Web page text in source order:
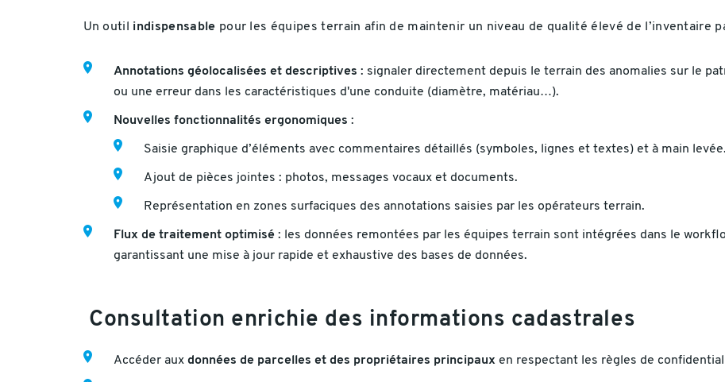
Un outil indispensable pour les équipes terrain afin de maintenir un niveau de qualité élevé de l’inventaire
Annotations géolocalisées et descriptives : signaler directement depuis le terrain des anomalies sur le
ou une erreur dans les caractéristiques d'une conduite (diamètre, matériau…).
Nouvelles fonctionnalités ergonomiques :
Saisie graphique d’éléments avec commentaires détaillés (symboles, lignes et textes) et à main levée.
Ajout de pièces jointes : photos, messages vocaux et documents.
Représentation en zones surfaciques des annotations saisies par les opérateurs terrain.
Flux de traitement optimisé: les données remontées par les équipes terrain sont intégrées dans le
garantissant une mise à jour rapide et exhaustive des bases de données.
Consultation enrichie des informations cadastrales
Accéder aux données de parcelles et des propriétaires principauxen respectant les règles de